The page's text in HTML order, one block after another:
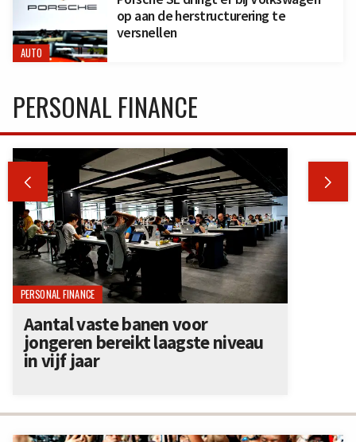
AUTO
op aan de herstructurering te
versnellen
PERSONAL FINANCE
 
PERSONAL FINANCE
Aantal vaste banen voor
jongeren bereikt laagste niveau
in vijf jaar